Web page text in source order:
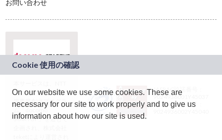
お問い合わせ
ドコモグループの新
規事業創出プログラ
ム「docomo
STARTUP」を通じて
JASRAC許諾番号：
9024936001Y45037
JASRAC許諾番号：
On our website we use some cookies. These are
necessary for our site to work properly and to give us
information about how our site is used.